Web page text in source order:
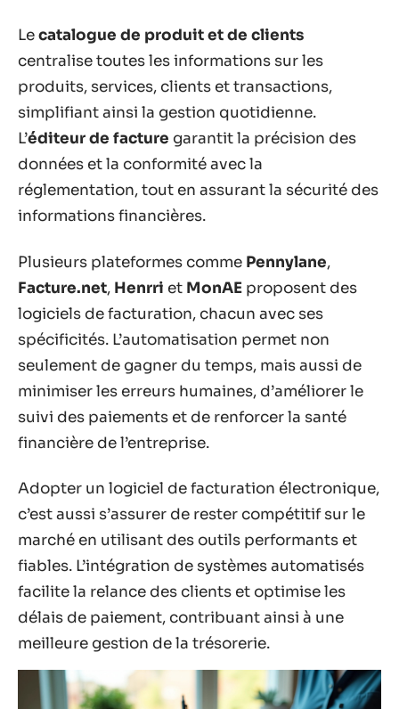
Lecatalogue de produit et de clients
centralise toutes les informations sur les
produits, services, clients et transactions,
simplifiant ainsi la gestion quotidienne.
L’éditeur de facture garantit la précision des
données et la conformité avec la
réglementation, tout en assurant la sécurité des
informations financières.
Plusieurs plateformes comme Pennylane,
Facture.net, Henrri et MonAE proposent des
logiciels de facturation, chacun avec ses
spécificités. L’automatisation permet non
seulement de gagner du temps, mais aussi de
minimiser les erreurs humaines, d’améliorer le
suivi des paiements et de renforcer la santé
financière de l’entreprise.
Adopter un logiciel de facturation électronique,
c’est aussi s’assurer de rester compétitif sur le
marché en utilisant des outils performants et
fiables. L’intégration de systèmes automatisés
facilite la relance des clients et optimise les
délais de paiement, contribuant ainsi à une
meilleure gestion de la trésorerie.